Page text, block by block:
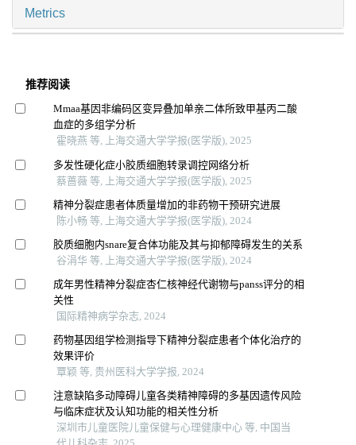
Metrics
推荐阅读
Mmaa基因非编码区变异叠加单亲二体所致甲基丙二酸
血症的多组学分析
霍晓燕 等, 上海交通大学学报(医学版), 2025
多发性硬化症小胶质细胞转录调控网络分析
蔡蔷薇 等, 上海交通大学学报(医学版), 2025
精神分裂症患者体质量增加的非药物干预研究进展
陈小畅 等, 上海交通大学学报(医学版), 2024
胶质细胞内snare复合体功能及其与抑郁障碍发生的关系
谷涓华 等, 上海交通大学学报(医学版), 2024
成年男性精神分裂症杏仁核神经代谢物与panss评分的相
关性
国际精神病学杂志, 2024
药物基因组学检测指导下精神分裂症患者个体化治疗的
效果评价
覃颖 等, 贵州医科大学学报, 2024
注意缺陷多动障碍儿童各类精神障碍的多基因遗传风险
与临床症状及认知功能的相关性分析
深圳市儿童医院儿童保健与心理健康中心 等, 中国当